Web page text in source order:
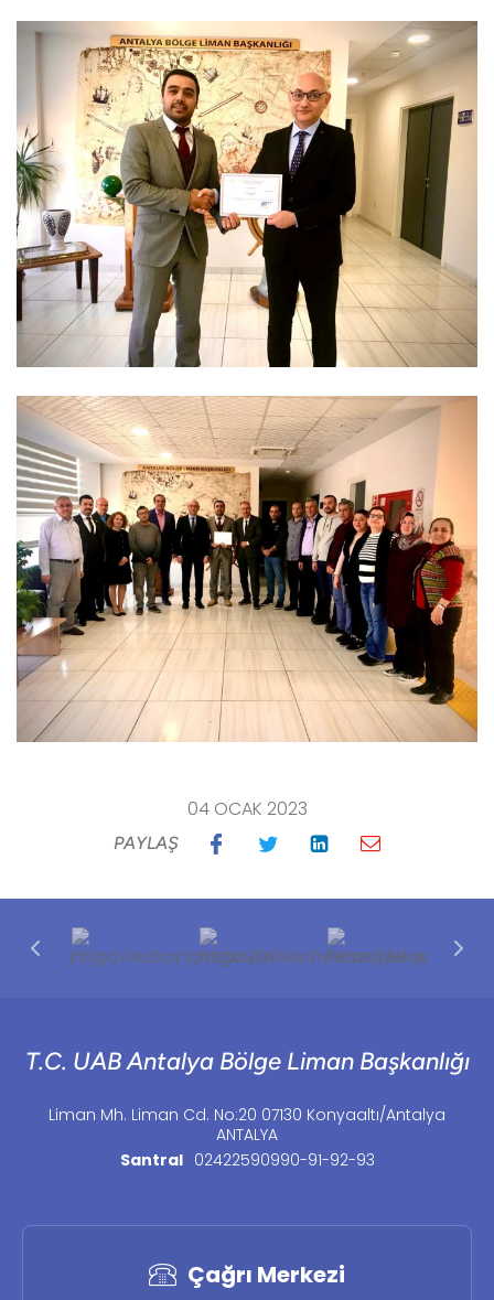
04 OCAK 2023
PAYLAŞ
T.C. UAB Antalya Bölge Liman Başkanlığı
Liman Mh. Liman Cd. No:20 07130 Konyaaltı/Antalya
ANTALYA
Santral 02422590990-91-92-93
Çağrı Merkezi